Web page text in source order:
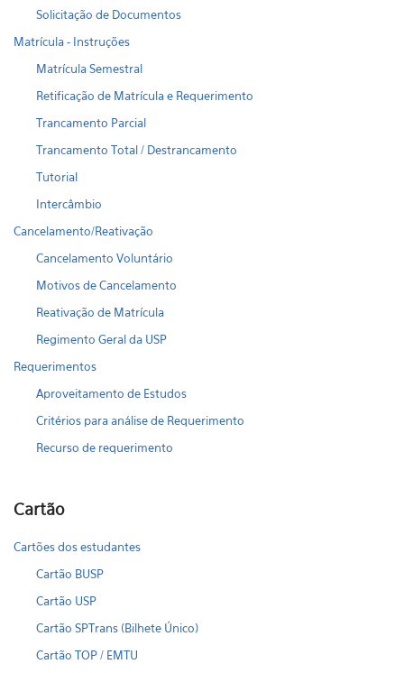
Solicitação de Documentos
Matrícula - Instruções
Matrícula Semestral
Retificação de Matrícula e Requerimento
Trancamento Parcial
Trancamento Total / Destrancamento
Tutorial
Intercâmbio
Cancelamento/Reativação
Cancelamento Voluntário
Motivos de Cancelamento
Reativação de Matrícula
Regimento Geral da USP
Requerimentos
Aproveitamento de Estudos
Critérios para análise de Requerimento
Recurso de requerimento
Cartão
Cartões dos estudantes
Cartão BUSP
Cartão USP
Cartão SPTrans (Bilhete Único)
Cartão TOP / EMTU